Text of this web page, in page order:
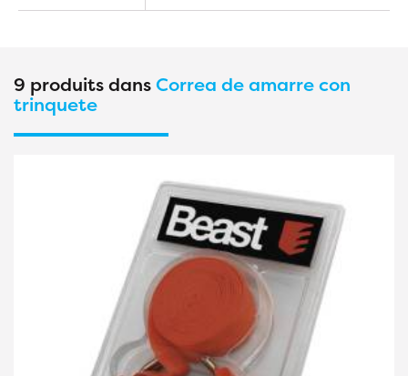
9 produits dansCorrea de amarre con
trinquete